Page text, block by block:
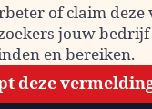
of claim deze
jouw bedrijf
en bereiken.
deze